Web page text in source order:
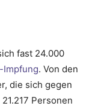
fast 24.000
Impfung. Von den
die sich gegen
Personen